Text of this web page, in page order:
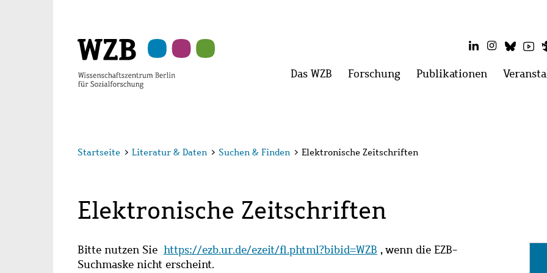
LinkedInInstagram
Hauptmenü
Das WZB Menü
Forschung Menü
Publikationen Menü
Startseite > Literatur & Daten > Suchen & Finden > Elektronische Zeitschriften
Elektronische Zeitschriften
Bitte nutzen Sie https://ezb.ur.de/ezeit/fl.phtml?bibid=WZB , wenn die EZB-
Suchmaske nicht erscheint.